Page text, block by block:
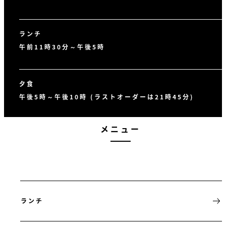
ランチ
午前11時30分～午後5時
夕食
午後5時～午後10時 (ラストオーダーは21時45分)
メニュー
ランチ